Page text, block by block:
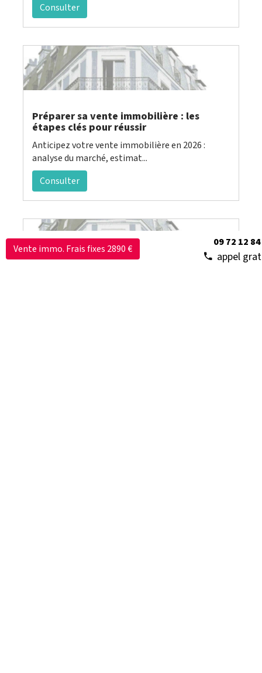
Consulter
Préparer sa vente immobilière : les
étapes clés pour réussir
Anticipez votre vente immobilière en 2026 :
analyse du marché, estimat...
Consulter
Vente immo. Frais fixes 2890 €
09 72 12
appel